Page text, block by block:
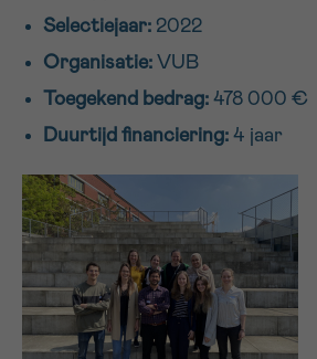
Selectiejaar: 2022
Organisatie: VUB
Toegekend bedrag: 478 000 €
Duurtijd financiering: 4 jaar
EMAIL
MIJN VRAAG
16h-18h
Verder